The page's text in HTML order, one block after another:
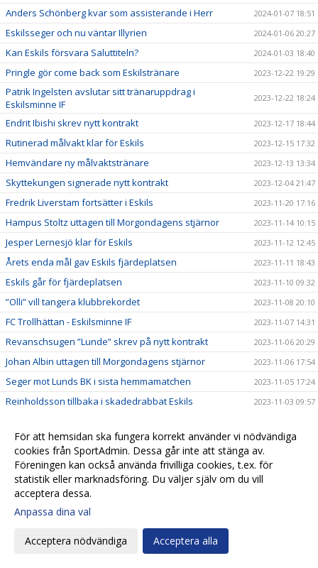
Anders Schönberg kvar som assisterande i Herr 2024-01-07 18:51
Eskilsseger och nu väntar Illyrien 2024-01-06 20:27
Kan Eskils försvara Saluttiteln? 2024-01-03 18:40
Pringle gör come back som Eskilstränare 2023-12-22 19:29
Patrik Ingelsten avslutar sitt tränaruppdrag i
Eskilsminne IF
2023-12-22 18:24
Endrit Ibishi skrev nytt kontrakt 2023-12-17 18:44
Rutinerad målvakt klar för Eskils 2023-12-15 17:32
Hemvändare ny målvaktstränare 2023-12-13 13:34
Skyttekungen signerade nytt kontrakt 2023-12-04 21:47
Fredrik Liverstam fortsätter i Eskils 2023-11-20 17:16
Hampus Stoltz uttagen till Morgondagens stjärnor 2023-11-14 10:15
Jesper Lernesjö klar för Eskils 2023-11-12 12:45
Årets enda mål gav Eskils fjärdeplatsen 2023-11-11 18:43
Eskils går för fjärdeplatsen 2023-11-10 09:32
”Olli” vill tangera klubbrekordet 2023-11-08 20:10
FC Trollhättan - Eskilsminne IF 2023-11-07 14:31
Revanschsugen ”Lunde” skrev på nytt kontrakt 2023-11-06 20:29
Johan Albin uttagen till Morgondagens stjärnor 2023-11-06 17:54
Seger mot Lunds BK i sista hemmamatchen 2023-11-05 17:24
Reinholdsson tillbaka i skadedrabbat Eskils 2023-11-03 09:57
Ingen tvekan för Casper Seger 2023-10-31 21:00
Eskilsminne IF - Lunds BK 2023-10-30 13:10
Eskilscoachen: ”Vi förtjänade inte förlora" 2023-10-29 19:16
Lagkaptenen signerade nytt kontrakt
Omtumlande tid för Lucas Ohlander
Eskilscoachen: ”Hoppas räta ut frågetecken"
För att hemsidan ska fungera korrekt använder vi nödvändiga
cookies från SportAdmin. Dessa går inte att stänga av.
Föreningen kan också använda frivilliga cookies, t.ex. för
statistik eller marknadsföring. Du väljer själv om du vill
acceptera dessa.
Anpassa dina val
Acceptera nödvändiga Acceptera alla